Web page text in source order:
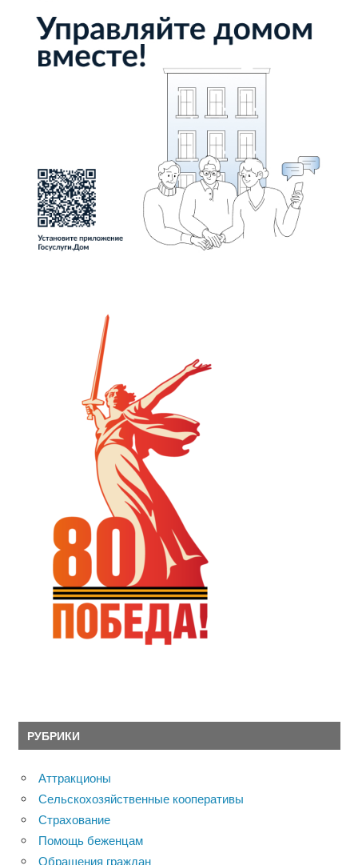
РУБРИКИ
Аттракционы
Сельскохозяйственные кооперативы
Страхование
Помощь беженцам
Обращения граждан